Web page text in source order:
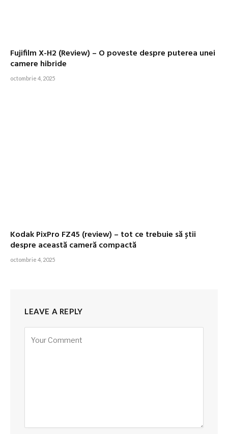
Fujifilm X-H2 (Review) – O poveste despre puterea unei
camere hibride
octombrie 4, 2025
Kodak PixPro FZ45 (review) – tot ce trebuie să știi
despre această cameră compactă
octombrie 4, 2025
LEAVE A REPLY